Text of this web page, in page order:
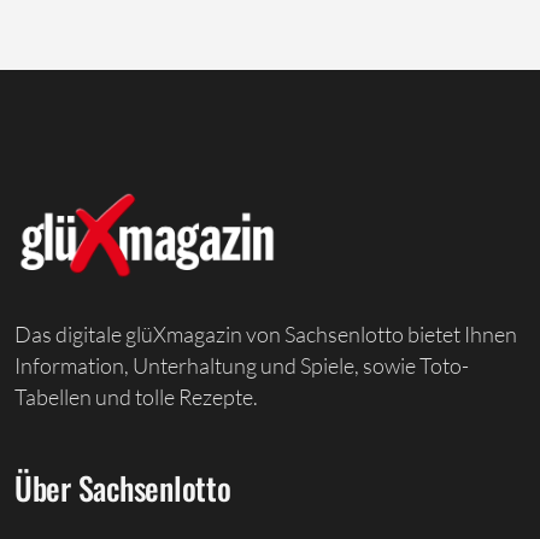
Das digitale glüXmagazin von Sachsenlotto bietet Ihnen
Information, Unterhaltung und Spiele, sowie Toto-
Tabellen und tolle Rezepte.
Über Sachsenlotto